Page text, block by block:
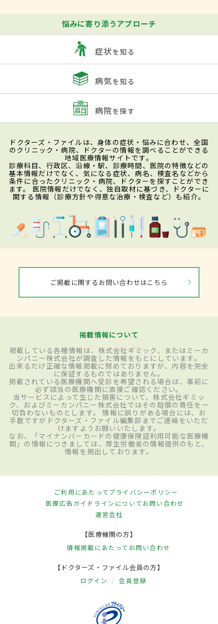
悩みに寄り添うアプローチ
症状を知る
病気を知る
病院を探す
ドクターズ・ファイルは、身体の症状・悩みに合わせ、全国
のクリニック・病院、ドクターの情報を調べることができる
地域医療情報サイトです。
診療科目、行政区、沿線・駅、診療時間、医院の特徴などの
基本情報だけでなく、気になる症状、病名、検査名などから
条件に合ったクリニック・病院、ドクターを探すことができ
ます。 医院情報だけでなく、独自取材に基づき、ドクターに
関する情報（診療方針や得意な治療・検査など）も紹介。
ご掲載に関するお問い合わせはこちら
掲載情報について
掲載している各種情報は、株式会社ギミック、またはミーカ
ンパニー株式会社が調査した情報をもとにしています。
出来るだけ正確な情報掲載に努めておりますが、内容を完全
に保証するものではありません。
掲載されている医療機関へ受診を希望される場合は、事前に
必ず該当の医療機関に直接ご確認ください。
当サービスによって生じた損害について、株式会社ギミッ
ク、およびミーカンパニー株式会社ではその賠償の責任を一
切負わないものとします。 情報に誤りがある場合には、お
手数ですがドクターズ・ファイル編集部までご連絡をいただ
けますようお願いいたします。
なお、「マイナンバーカードの健康保険証利用可能な医療機
関」の情報につきましては、厚生労働省の情報提供のもと、
情報を掲出しております。
ご利用にあたってプライバシーポリシー
医療広告ガイドラインについてお問い合わせ
運営会社
【医療機関の方】
情報掲載にあたって お問い合わせ
【ドクターズ・ファイル会員の方】
ログイン 会員登録